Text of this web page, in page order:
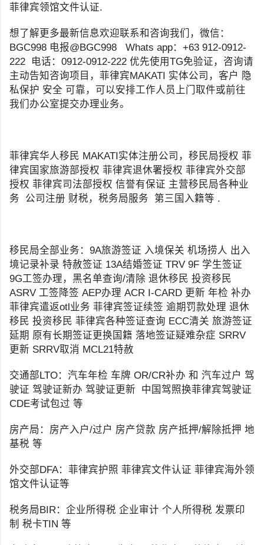
菲律宾领馆文件认证.
想了解更多最新信息欢迎联系和咨询我们，微信：
BGC998 电报@BGC998 Whats app：+63 912-0912-
222 电话：0912-0912-222 优先使用TG免验证，咨询请
主动告知咨询项目，菲律宾MAKATI 实体公司，客户 隐
私保护 安全 可靠，可以安排工作人员上门取件或前往
我们办公室提交办理业务。
菲律宾华人移民 MAKATI实体注册公司，移民局授权 菲
律宾国家旅游部授权 菲律宾退休署授权 菲律宾外交部
授权 菲律宾司法部授权 信誉有保证 主营移民局各种业
务 公司注册 财税，税务局服务 第三国入籍等 .
移民局全部业务：9A旅游签证 入境保关 机场捞人 出入
境记录补录 特赦签证 13A结婚签证 TRV 9F 学生签证
9G工签办理，黑名单查询/清除 退休移民 投资移民
ASRV 工签降签 AEP办理 ACR I-CARD 更新 年检 补办
菲律宾遣返otl业务 菲律宾签证续签 逾期罚款处理 退休
移民 投资移民 菲律宾各种签证查询 ECC清关 旅游签证
延期 原有长期签证更换国籍 落地签证疑难杂症 SRRV
更新 SRRV取消 MCL21特赦
交通部LTO：汽车年检 车牌 OR/CR补办 和 汽车过户 驾
驶证 驾驶证新办 驾驶证更新 中国驾照换菲律宾驾驶证
CDE考试包过 等
房产局：房产入户/过户 房产贷款 房产抵押/解除抵押 地
基税 等
外交部DFA：菲律宾护照 菲律宾文件认证 菲律宾海外领
馆文件认证等
税务局BIR：企业所得税 企业审计 个人所得税 发票印
制 税卡TIN 等